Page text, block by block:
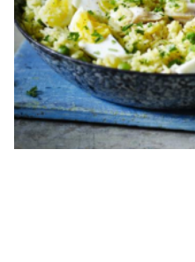
IL NOSTRO STAFF
EDUCAZIONE
SCUOLE
INSEGNANTI
GIOVANI, ADULTI
CULTURA EBRAICA
CAPIRE L’EBRAISMO
CALENDARIO & FESTIVITÀ
OGGETTI & SIMBOLI
SHOAH